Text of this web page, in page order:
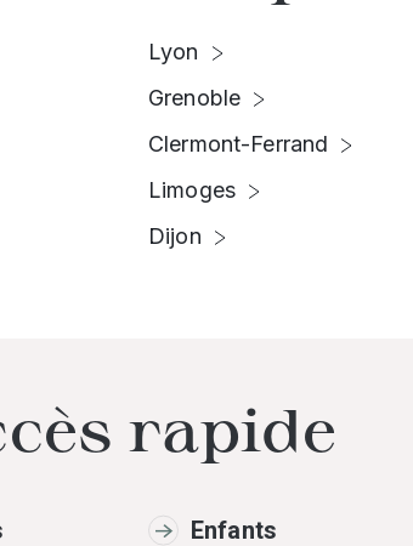
Lyon
Grenoble
Clermont-Ferrand
Limoges
Dijon
rapide
Enfants